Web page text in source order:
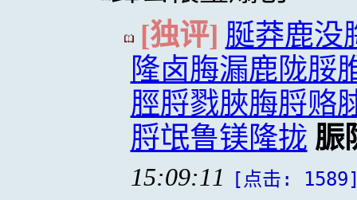
[独评] 脠莽鹿没
隆卤脢漏鹿陇脮
脛脟戮脥脢脟赂
脟氓鲁镁隆拢 脤
15:09:11 [点击: